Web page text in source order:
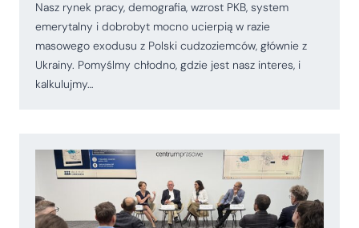
Nasz rynek pracy, demografia, wzrost PKB, system
emerytalny i dobrobyt mocno ucierpią w razie
masowego exodusu z Polski cudzoziemców, głównie z
Ukrainy. Pomyślmy chłodno, gdzie jest nasz interes, i
kalkulujmy…